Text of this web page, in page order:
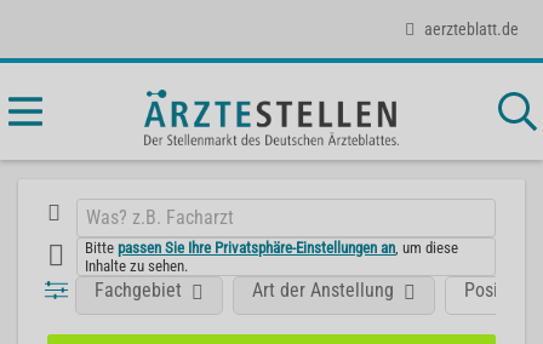
aerzteblatt.de
Bittepassen Sie Ihre Privatsphäre-Einstellungen an , um diese
Inhalte zu sehen.
Position
Fachgebiet Art der Anstellung